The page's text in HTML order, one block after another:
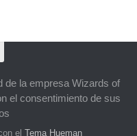
de la empresa Wizards of
el consentimiento de sus
elTema Hueman